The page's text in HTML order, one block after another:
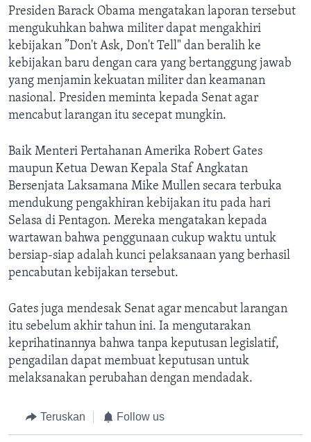
Presiden Barack Obama mengatakan laporan tersebut
mengukuhkan bahwa militer dapat mengakhiri
kebijakan ”Don't Ask, Don't Tell" dan beralih ke
kebijakan baru dengan cara yang bertanggung jawab
yang menjamin kekuatan militer dan keamanan
nasional. Presiden meminta kepada Senat agar
mencabut larangan itu secepat mungkin.
Baik Menteri Pertahanan Amerika Robert Gates
maupun Ketua Dewan Kepala Staf Angkatan
Bersenjata Laksamana Mike Mullen secara terbuka
mendukung pengakhiran kebijakan itu pada hari
Selasa di Pentagon. Mereka mengatakan kepada
wartawan bahwa penggunaan cukup waktu untuk
bersiap-siap adalah kunci pelaksanaan yang berhasil
pencabutan kebijakan tersebut.
Gates juga mendesak Senat agar mencabut larangan
itu sebelum akhir tahun ini. Ia mengutarakan
keprihatinannya bahwa tanpa keputusan legislatif,
pengadilan dapat membuat keputusan untuk
melaksanakan perubahan dengan mendadak.
Teruskan Follow us